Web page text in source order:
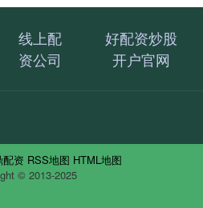
线上配
资公司
好配资炒股
开户官网
配资 RSS地图 HTML地图
© 2013-2025